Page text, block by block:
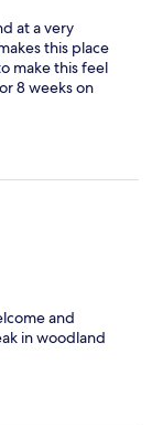
at a very
this place
make this feel
8 weeks on
and
in woodland